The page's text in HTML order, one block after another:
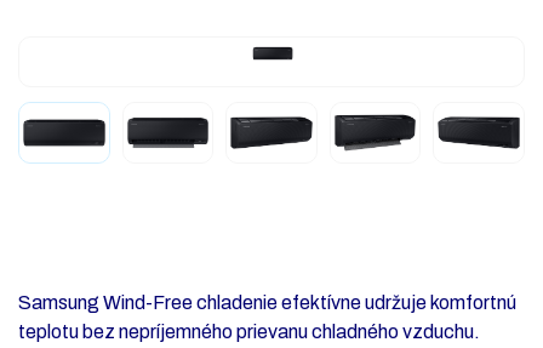
Samsung Wind-Free chladenie efektívne udržuje komfortnú
teplotu bez nepríjemného prievanu chladného vzduchu.